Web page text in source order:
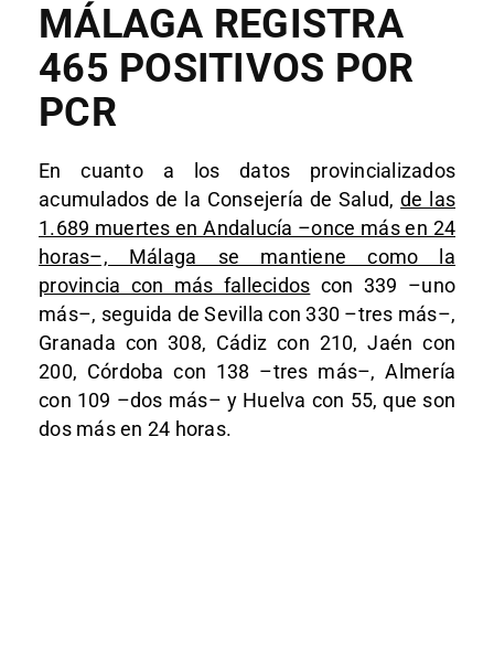
MÁLAGA REGISTRA
465 POSITIVOS POR
PCR
En cuanto a los datos provincializados
acumulados de la Consejería de Salud,de las
1.689 muertes en Andalucía –once más en 24
horas–, Málaga se mantiene como la
provincia con más fallecidos con 339 –uno
más–, seguida de Sevilla con 330 –tres más–,
Granada con 308, Cádiz con 210, Jaén con
200, Córdoba con 138 –tres más–, Almería
con 109 –dos más– y Huelva con 55, que son
dos más en 24 horas.